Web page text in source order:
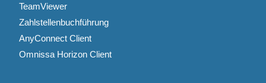
TeamViewer
Zahlstellenbuchführung
AnyConnect Client
Omnissa Horizon Client